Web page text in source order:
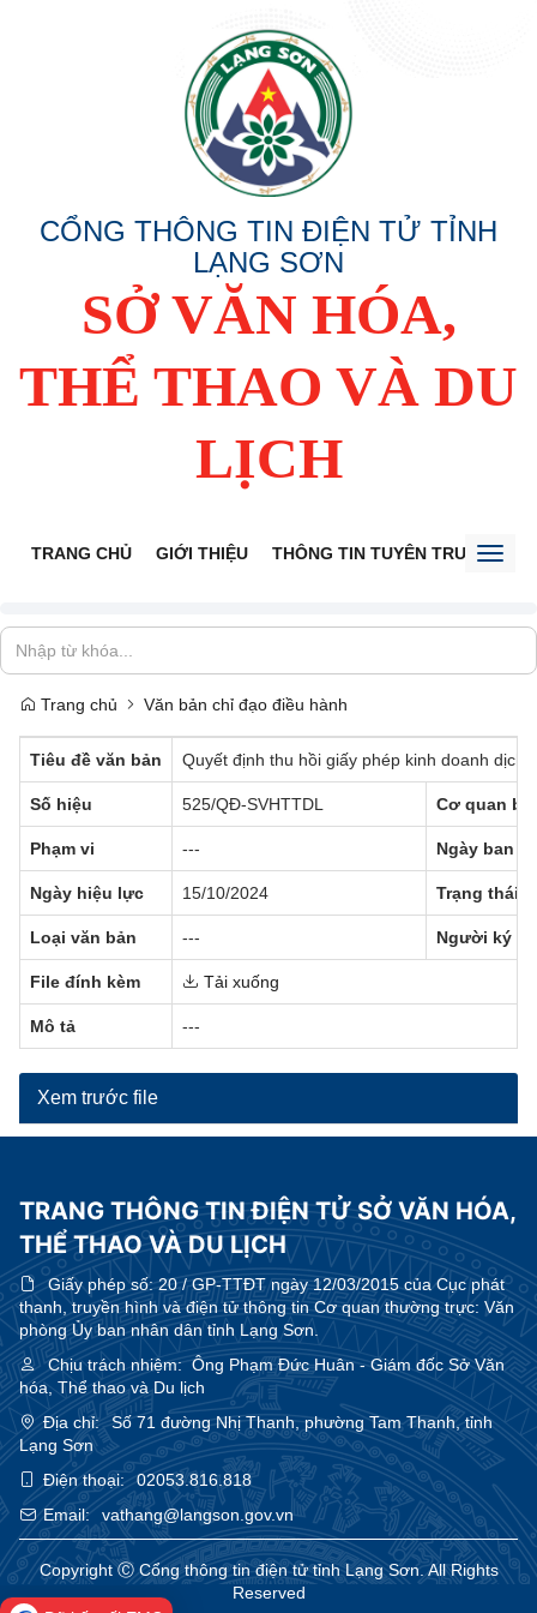
CỔNG THÔNG TIN ĐIỆN TỬ TỈNH
LẠNG SƠN
SỞ VĂN HÓA,
THỂ THAO VÀ DU
LỊCH
TRANG CHỦ GIỚI THIỆU THÔNG TIN TUYÊN TRUYỀN
Trang chủ Văn bản chỉ đạo điều hành
Tiêu đề văn bản Quyết định thu hồi giấy phép kinh doanh dịch
Số hiệu 525/QĐ-SVHTTDL Cơ quan
Phạm vi --- Ngày ban
Ngày hiệu lực 15/10/2024 Trạng thái
Loại văn bản --- Người ký
File đính kèm Tải xuống
Mô tả ---
Xem trước file
TRANG THÔNG TIN ĐIỆN TỬ SỞ VĂN HÓA,
THỂ THAO VÀ DU LỊCH
Giấy phép số:20 / GP-TTĐT ngày 12/03/2015 của Cục phát
thanh, truyền hình và điện tử thông tin Cơ quan thường trực: Văn
phòng Ủy ban nhân dân tỉnh Lạng Sơn.
Chịu trách nhiệm:Ông Phạm Đức Huân - Giám đốc Sở Văn
hóa, Thể thao và Du lịch
Địa chỉ:
Số 71 đường Nhị Thanh, phường Tam Thanh, tỉnh
Lạng Sơn
Điện thoại:
02053.816.818
Email:
vathang@langson.gov.vn
Copyright Ⓒ Cổng thông tin điện tử tỉnh Lạng Sơn. All Rights
Reserved